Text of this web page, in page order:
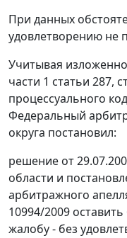
При данных
удовлетворению не
Учитывая
части 1 статьи 287,
процессуального
Федеральный
округа постановил:
решение от
области и
арбитражного
10994/2009
жалобу - без